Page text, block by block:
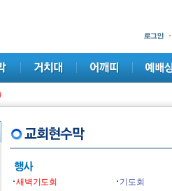
새벽기도회
기도회